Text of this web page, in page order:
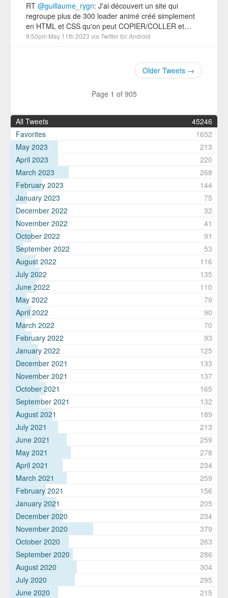
RT @guillaume_rygn: J'ai découvert un site qui
regroupe plus de 300 loader animé créé simplement
en HTML et CSS qu'on peut COPIER/COLLER et…
9:50pm May 11th 2023 via Twitter for Android
Older Tweets →
Page 1 of 905
All Tweets
45246
Favorites
1652
May 2023
213
April 2023
220
March 2023
268
February 2023
144
January 2023
75
December 2022
32
November 2022
41
October 2022
91
September 2022
53
August 2022
116
July 2022
135
June 2022
110
May 2022
79
April 2022
90
March 2022
70
February 2022
93
January 2022
125
December 2021
133
November 2021
137
October 2021
165
September 2021
132
August 2021
189
July 2021
213
June 2021
259
May 2021
278
April 2021
234
March 2021
259
February 2021
156
January 2021
205
December 2020
234
November 2020
379
October 2020
263
September 2020
286
August 2020
304
July 2020
295
June 2020
215